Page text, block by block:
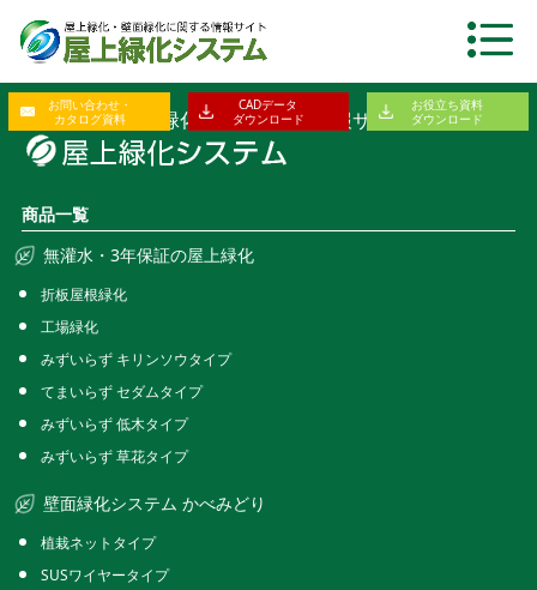
お問い合わせ・
カタログ資料
CADデータ
ダウンロード
お役立ち資料
ダウンロード
屋上緑化・壁面緑化に関する総合情報サイト
商品一覧
無灌水・3年保証の屋上緑化
折板屋根緑化
工場緑化
みずいらず キリンソウタイプ
てまいらず セダムタイプ
みずいらず 低木タイプ
みずいらず 草花タイプ
壁面緑化システム かべみどり
植栽ネットタイプ
SUSワイヤータイプ